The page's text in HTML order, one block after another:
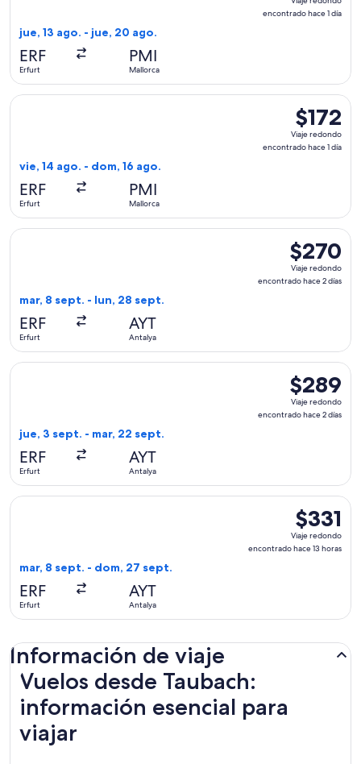
redondo,
encontrado hace 1 día
jue, 13 ago. - jue, 20 ago.
ERF
Erfurt
PMI
Mallorca
$172
Viaje
redondo,
$172
Viaje redondo
encontrado hace 1 día
vie, 14 ago. - dom, 16 ago.
ERF
Erfurt
PMI
Mallorca
Seleccionar vuelo de Eurowings, con salida el vie, 14 ago.
$270
Viaje
redondo,
$270
Viaje redondo
encontrado hace 2 días
mar, 8 sept. - lun, 28 sept.
ERF
Erfurt
AYT
Antalya
Seleccionar vuelo de SunExpress, con salida el mar, 8
$289
Viaje
redondo,
$289
Viaje redondo
encontrado hace 2 días
jue, 3 sept. - mar, 22 sept.
ERF
Erfurt
AYT
Antalya
Seleccionar vuelo de Freebird Airlines, con salida el jue, 3
$331
Viaje
redondo,
$331
Viaje redondo
encontrado hace 13 horas
mar, 8 sept. - dom, 27 sept.
ERF
Erfurt
AYT
Antalya
Seleccionar vuelo de Involatus, con salida el mar, 8 sept.
Información de viaje
Vuelos desde Taubach:
información esencial para
viajar